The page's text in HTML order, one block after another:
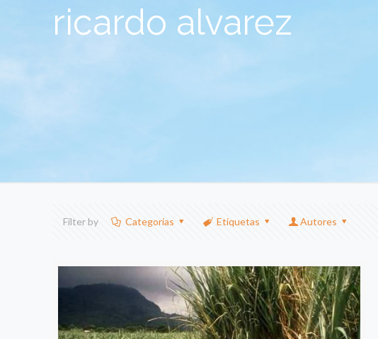
ricardo alvarez
Filter by Categorias Etiquetas Autores